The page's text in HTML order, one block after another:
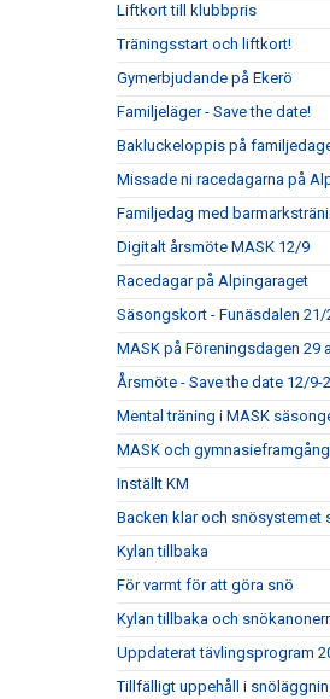
Liftkort till klubbpris
Träningsstart och liftkort!
Gymerbjudande på Ekerö
Familjeläger - Save the date!
Bakluckeloppis på
Missade ni racedagarna på
Familjedag med
Digitalt årsmöte MASK 12/9
Racedagar på Alpingaraget
Säsongskort - Funäsdalen 21/
MASK på Föreningsdagen 29
Årsmöte - Save the date 12/9-
Mental träning i MASK
MASK och
Inställt KM
Backen klar och snösystemet
Kylan tillbaka
För varmt för att göra snö
Kylan tillbaka och
Uppdaterat tävlingsprogram
Tillfälligt uppehåll i